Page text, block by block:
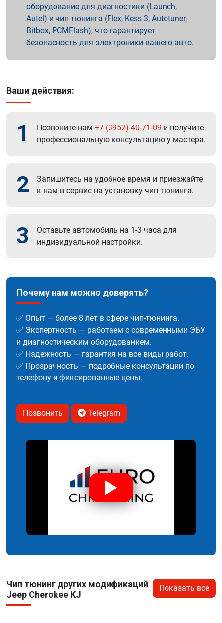
оборудование для диагностики (Launch,
Autel) и чип тюнинга (Flex, Kess 3, Autotuner,
Bitbox, PCMFlash), что гарантирует
безопасность для электроники вашего авто.
Ваши действия:
1 Позвоните нам +7 (3952) 40-71-09 и получите
профессиональную консультацию у мастера.
2
Запишитесь на удобное время и приезжайте
к нам в сервис на установку чип тюнинга.
3
Оставьте автомобиль на 1-3 часа для
индивидуальной настройки.
Почему нам можно доверять?
✅ Опыт — более 8 лет в сфере чип-тюнинга.
✅ Экспертность — работаем с современными ЭБУ
и диагностическим оборудованием.
✅ Надежность — гарантия на все виды работ.
✅ Прозрачность — подробные консультации по
телефону и фиксированные цены.
Позвонить Telegram
Чип тюнинг других модификаций
Jeep Cherokee KJ
Показать все